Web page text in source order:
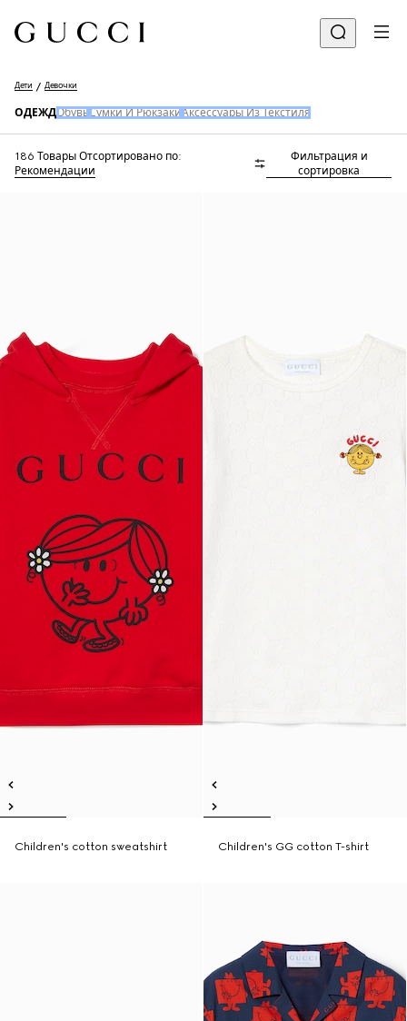
Дети Девочки
ОДЕЖД Обувь Сумки И Рюкзаки Аксессуары Из Текстиля
186 Товары Отсортировано по:
Рекомендации
Фильтрация и
сортировка
Children's cotton sweatshirt Children's GG cotton T-shirt